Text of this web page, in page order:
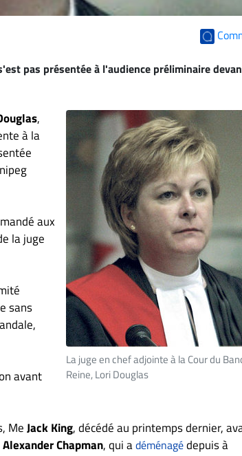
pas présentée à l'audience préliminaire
La juge en chef adjointe à la Cour du
Reine, Lori Douglas
,
à la
aux
la juge
sans
avant
MeJack King, décédé au printemps dernier,
Alexander Chapman, qui adéménagédepuis à